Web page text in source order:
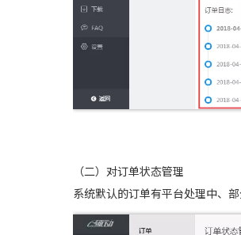
（二）对订单状态管理
系统默认的订单有平台处理中、